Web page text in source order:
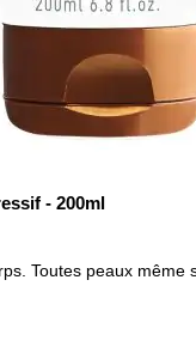
- 200ml
Toutes peaux même